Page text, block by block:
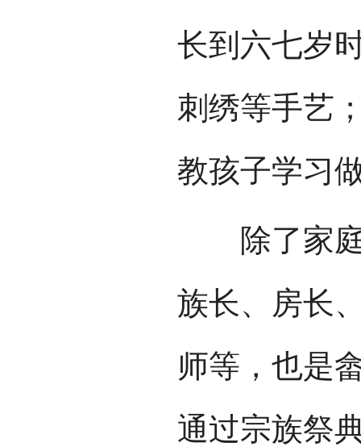
长到六七岁
刺绣等手艺
教孩子学习
除了家庭
族长、房长
师等，也是
通过宗族祭